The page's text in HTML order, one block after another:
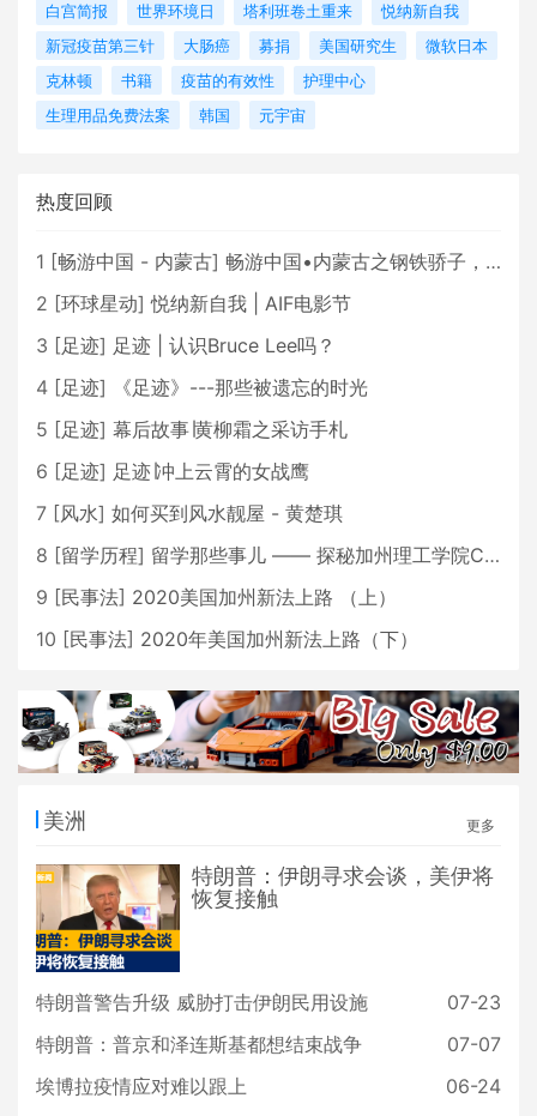
白宫简报
世界环境日 塔利班卷土重来
悦纳新自我
新冠疫苗第三针
大肠癌 募捐 美国研究生
微软日本
克林顿
书籍 疫苗的有效性
护理中心
生理用品免费法案
韩国 元宇宙
热度回顾
1 [畅游中国 - 内蒙古] 畅游中国•内蒙古之钢铁骄子，魅力包头
2 [环球星动] 悦纳新自我 | AIF电影节
3 [足迹] 足迹 | 认识Bruce Lee吗？
4 [足迹]
《足迹》---那些被遗忘的时光
5 [足迹] 幕后故事∣黄柳霜之采访手札
6 [足迹] 足迹∣冲上云霄的女战鹰
7 [风水] 如何买到风水靓屋 - 黄楚琪
8 [留学历程] 留学那些事儿 —— 探秘加州理工学院Caltech博士生活 [上集]
9 [民事法] 2020美国加州新法上路 （上）
10 [民事法] 2020年美国加州新法上路（下）
美洲 更多
特朗普：伊朗寻求会谈，美伊将
恢复接触
特朗普警告升级 威胁打击伊朗民用设施
07-23
特朗普：普京和泽连斯基都想结束战争
07-07
埃博拉疫情应对难以跟上
06-24